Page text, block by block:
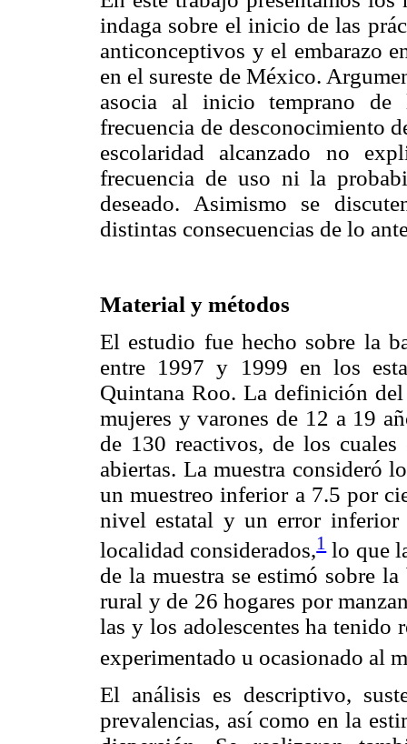
indaga sobre el inicio de las
anticonceptivos y el embarazo
en el sureste de México.
asocia al inicio temprano de
frecuencia de desconocimiento
escolaridad alcanzado no
frecuencia de uso ni la
deseado. Asimismo se
distintas consecuencias de lo
Material y métodos
El estudio fue hecho sobre la
entre 1997 y 1999 en los
Quintana Roo. La definición
mujeres y varones de 12 a 19
de 130 reactivos, de los
abiertas. La muestra consideró
un muestreo inferior a 7.5 por
nivel estatal y un error
localidad considerados,1lo que
de la muestra se estimó sobre
rural y de 26 hogares por
las y los adolescentes ha tenido
experimentado u ocasionado al
El análisis es descriptivo,
prevalencias, así como en la